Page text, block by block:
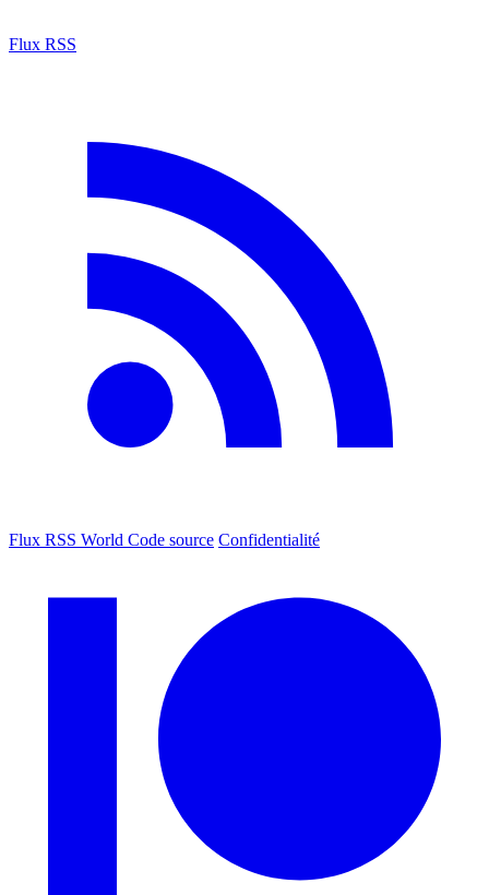
Flux RSS
Flux RSS World Code source Confidentialité